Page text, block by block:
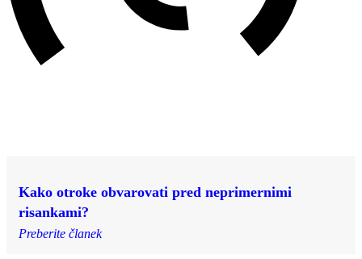
Kako otroke obvarovati pred neprimernimi
risankami?
Preberite članek